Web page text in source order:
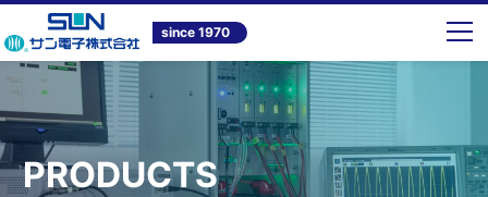
since 1970
PRODUCTS